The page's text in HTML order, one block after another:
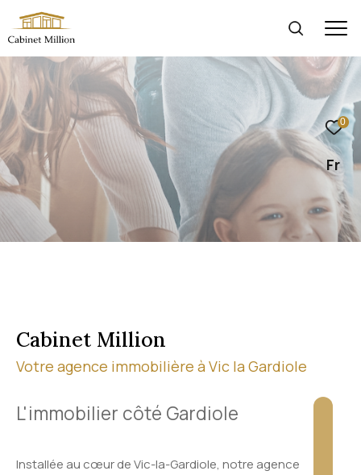
0
Fr
Cabinet Million
Votre agence immobilière à Vic la Gardiole
L'immobilier côté Gardiole
Installée au cœur de Vic-la-Gardiole, notre agence